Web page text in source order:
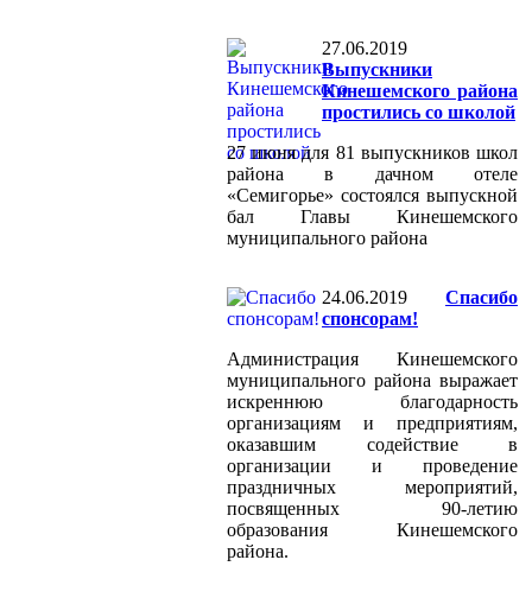
27.06.2019
Выпускники
Кинешемского района
простились со школой
27 июня для 81 выпускников школ
района в дачном отеле
«Семигорье» состоялся выпускной
бал Главы Кинешемского
муниципального района
24.06.2019
Спасибо
спонсорам!
Администрация Кинешемского
муниципального района выражает
искреннюю благодарность
организациям и предприятиям,
оказавшим содействие в
организации и проведение
праздничных мероприятий,
посвященных 90-летию
образования Кинешемского
района.